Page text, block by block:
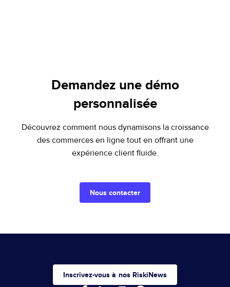
Demandez une démo
personnalisée
Découvrez comment nous dynamisons la croissance
des commerces en ligne tout en offrant une
expérience client fluide.
Nous contacter
Inscrivez-vous à nos RiskiNews